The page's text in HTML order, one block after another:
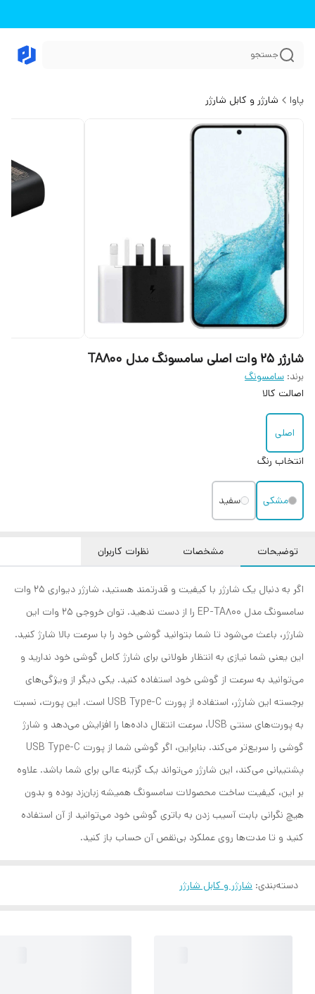
جستجو
پاوا شارژر و کابل شارژر
شارژر ۲۵ وات اصلی سامسونگ مدل TA800
برند: سامسونگ
اصالت کالا
اصلی
انتخاب رنگ
مشکی سفید
توضیحات مشخصات نظرات کاربران
اگر به دنبال یک شارژر با کیفیت و قدرتمند هستید، شارژر دیواری 25 وات
سامسونگ مدل EP-TA800 را از دست ندهید. توان خروجی 25 وات این
شارژر، باعث می‌شود تا شما بتوانید گوشی خود را با سرعت بالا شارژ کنید.
این یعنی شما نیازی به انتظار طولانی برای شارژ کامل گوشی خود ندارید و
می‌توانید به سرعت از گوشی خود استفاده کنید. یکی دیگر از ویژگی‌های
برجسته این شارژر، استفاده از پورت USB Type-C است. این پورت، نسبت
به پورت‌های سنتی USB، سرعت انتقال داده‌ها را افزایش می‌دهد و شارژ
گوشی را سریع‌تر می‌کند. بنابراین، اگر گوشی شما از پورت USB Type-C
پشتیبانی می‌کند، این شارژر می‌تواند یک گزینه عالی برای شما باشد. علاوه
بر این، کیفیت ساخت محصولات سامسونگ همیشه زبان‌زد بوده و بدون
هیچ نگرانی بابت آسیب زدن به باتری گوشی خود می‌توانید از آن استفاده
کنید و تا مدت‌ها روی عملکرد بی‌نقص آن حساب باز کنید.
دسته‌بندی: شارژر و کابل شارژر